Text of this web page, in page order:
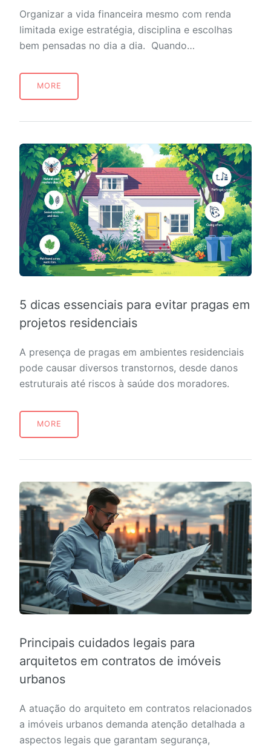
Organizar a vida financeira mesmo com renda
limitada exige estratégia, disciplina e escolhas
bem pensadas no dia a dia. Quando…
MORE
5 dicas essenciais para evitar pragas em
projetos residenciais
A presença de pragas em ambientes residenciais
pode causar diversos transtornos, desde danos
estruturais até riscos à saúde dos moradores.
MORE
Principais cuidados legais para
arquitetos em contratos de imóveis
urbanos
A atuação do arquiteto em contratos relacionados
a imóveis urbanos demanda atenção detalhada a
aspectos legais que garantam segurança,